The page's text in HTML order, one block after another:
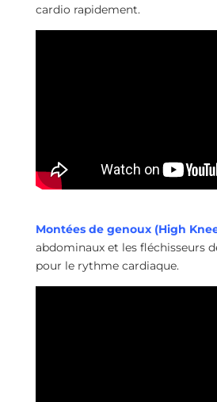
cardio rapidement.
Montées de genoux (High
abdominaux et les fléchisseurs
pour le rythme cardiaque.